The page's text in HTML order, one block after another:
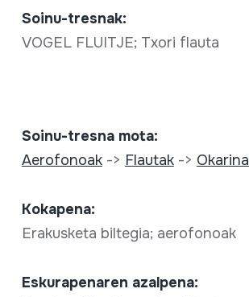
Soinu-tresnak:
VOGEL FLUITJE; Txori flauta
Soinu-tresna mota:
Aerofonoak-> Flautak-> Okarina
Kokapena:
Erakusketa biltegia; aerofonoak
Eskurapenaren azalpena: